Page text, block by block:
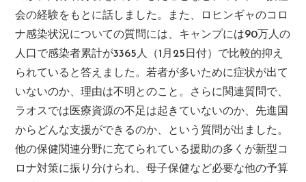
会の経験をもとに話しました。また、ロヒンギャのコロ
ナ感染状況についての質問には、キャンプには90万人の
人口で感染者累計が3365人（1月25日付）で比較的抑え
られていると答えました。若者が多いために症状が出て
いないのか、理由は不明とのこと。さらに関連質問で、
ラオスでは医療資源の不足は起きていないのか、先進国
からどんな支援ができるのか、という質問が出ました。
他の保健関連分野に充てられている援助の多くが新型コ
ロナ対策に振り分けられ、母子保健など必要な他の予算